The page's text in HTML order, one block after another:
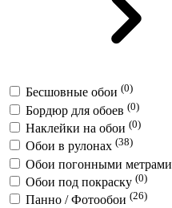
Бесшовные обои (0)
Бордюр для обоев (0)
Наклейки на обои (0)
Обои в рулонах (38)
Обои погонными метрами
Обои под покраску (0)
Панно / Фотообои (26)